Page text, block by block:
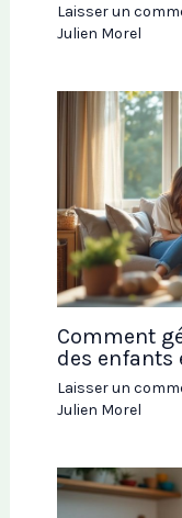
Laisser un
Julien Morel
Comment
des enfants
Laisser un
Julien Morel